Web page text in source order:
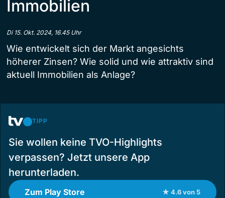
Immobilien
Di 15. Okt. 2024, 16.45 Uhr
Wie entwickelt sich der Markt angesichts
höherer Zinsen? Wie solid und wie attraktiv sind
aktuell Immobilien als Anlage?
TIPP
Sie wollen keine TVO-Highlights
verpassen? Jetzt unsere App
herunterladen.
Zum Play Store ★ 4.6 von 5